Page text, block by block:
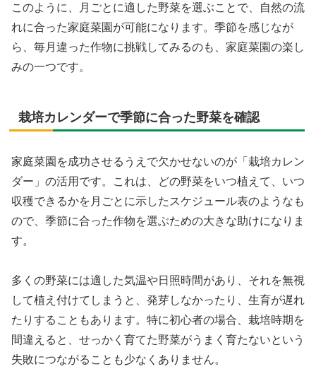
このように、月ごとに適した野菜を選ぶことで、自然の流
れに合った家庭菜園が可能になります。季節を感じなが
ら、毎月違った作物に挑戦してみるのも、家庭菜園の楽し
みの一つです。
栽培カレンダーで季節に合った野菜を確認
家庭菜園を成功させるうえで欠かせないのが「栽培カレン
ダー」の活用です。これは、どの野菜をいつ植えて、いつ
収穫できるかを月ごとに示したスケジュール表のようなも
ので、季節に合った作物を選ぶための大きな助けになりま
す。
多くの野菜には適した気温や日照時間があり、それを無視
して植え付けてしまうと、発芽しなかったり、生育が遅れ
たりすることもあります。特に初心者の場合、栽培時期を
間違えると、せっかく育てた野菜がうまく育たないという
失敗につながることも少なくありません。